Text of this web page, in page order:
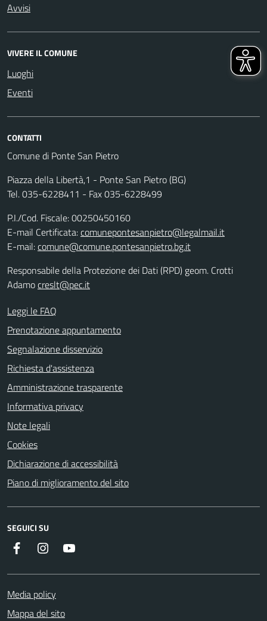
Avvisi
VIVERE IL COMUNE
Luoghi
Eventi
CONTATTI
Comune di Ponte San Pietro
Piazza della Libertà,1 - Ponte San Pietro (BG)
Tel. 035-6228411 - Fax 035-6228499
P.I./Cod. Fiscale: 00250450160
E-mail Certificata:comunepontesanpietro@legalmail.it
E-mail:comune@comune.pontesanpietro.bg.it
Responsabile della Protezione dei Dati (RPD) geom. Crotti
Adamocreslt@pec.it
Leggi le FAQ
Prenotazione appuntamento
Segnalazione disservizio
Richiesta d'assistenza
Amministrazione trasparente
Informativa privacy
Note legali
Cookies
Dichiarazione di accessibilità
Piano di miglioramento del sito
SEGUICI SU
Facebook Instagram
Media policy
Mappa del sito